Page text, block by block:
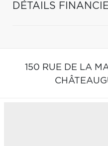
DÉTAILS
150 RUE DE LA